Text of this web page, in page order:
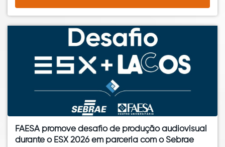
FAESA promove desafio de produção audiovisual
durante o ESX 2026 em parceria com o Sebrae